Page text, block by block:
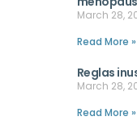
March 28,
Read More »
Reglas
March 28,
Read More »